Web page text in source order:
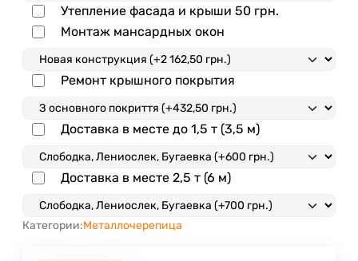
Утепление фасада и крыши 50 грн.
Монтаж мансардных окон
Ремонт крышного покрытия
Доставка в месте до 1,5 т (3,5 м)
Доставка в месте 2,5 т (6 м)
Категории:Металлочерепица